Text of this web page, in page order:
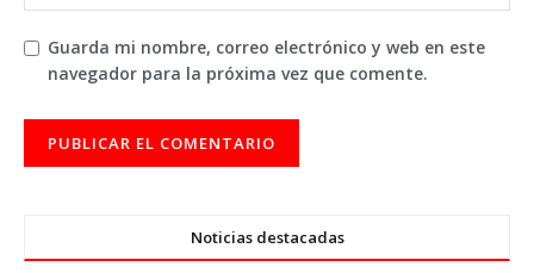
Guarda mi nombre, correo electrónico y web en este
navegador para la próxima vez que comente.
Noticias destacadas